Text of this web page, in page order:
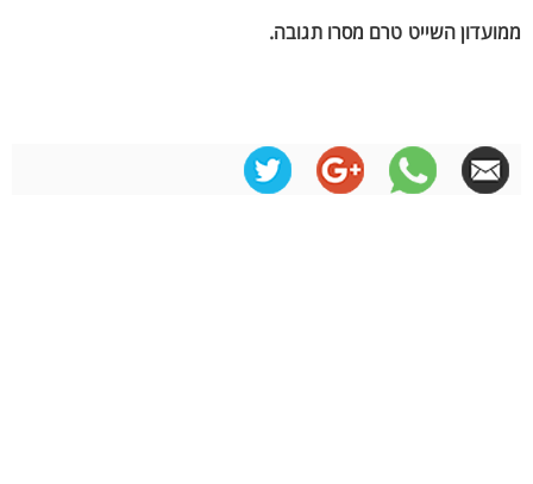
ממועדון השייט טרם מסרו תגובה.